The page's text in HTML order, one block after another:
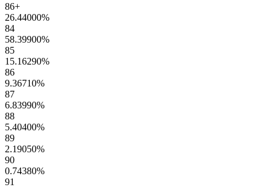
86+
26.44000%
84
58.39900%
85
15.16290%
86
9.36710%
87
6.83990%
88
5.40400%
89
2.19050%
90
0.74380%
91